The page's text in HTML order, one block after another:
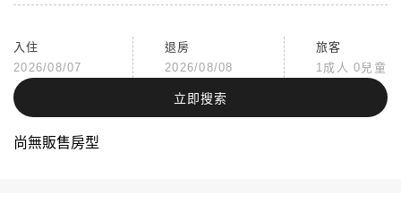
入住
2026/08/07
退房
2026/08/08
旅客
1成人 0兒童
立即搜索
尚無販售房型